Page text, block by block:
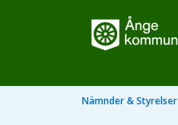
Nämnder & Styrelser